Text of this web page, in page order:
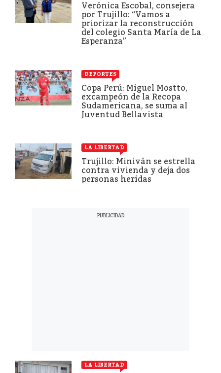
Verónica Escobal, consejera
por Trujillo: “Vamos a
priorizar la reconstrucción
del colegio Santa María de La
Esperanza”
DEPORTES
Copa Perú: Miguel Mostto,
excampeón de la Recopa
Sudamericana, se suma al
Juventud Bellavista
LA LIBERTAD
Trujillo: Miniván se estrella
contra vivienda y deja dos
personas heridas
LA LIBERTAD